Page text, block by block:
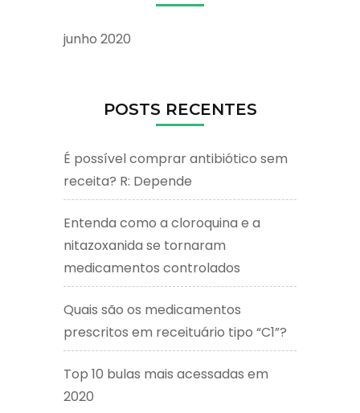
junho 2020
POSTS RECENTES
É possível comprar antibiótico sem
receita? R: Depende
Entenda como a cloroquina e a
nitazoxanida se tornaram
medicamentos controlados
Quais são os medicamentos
prescritos em receituário tipo “C1”?
Top 10 bulas mais acessadas em
2020